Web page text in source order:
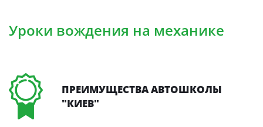
Уроки вождения на механике
ПРЕИМУЩЕСТВА АВТОШКОЛЫ
"КИЕВ"